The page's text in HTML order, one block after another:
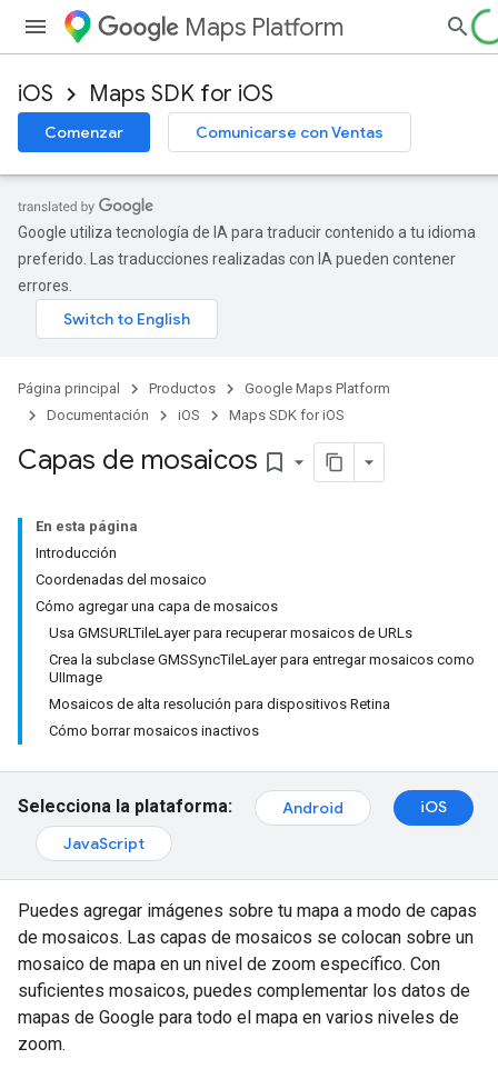
Maps Platform
iOS Maps SDK for iOS
Comenzar Comunicarse con Ventas
Google utiliza tecnología de IA para traducir contenido a tu idioma
preferido. Las traducciones realizadas con IA pueden contener
errores.
Página principal Productos
Google Maps Platform
Documentación
iOS Maps SDK for iOS
Capas de mosaicos bookmark_border
En esta página
Introducción
Coordenadas del mosaico
Cómo agregar una capa de mosaicos
Usa GMSURLTileLayer para recuperar mosaicos de URLs
Crea la subclase GMSSyncTileLayer para entregar mosaicos como
UIImage
Mosaicos de alta resolución para dispositivos Retina
Cómo borrar mosaicos inactivos
Selecciona la plataforma: Android
iOS
JavaScript
Puedes agregar imágenes sobre tu mapa a modo de capas
de mosaicos. Las capas de mosaicos se colocan sobre un
mosaico de mapa en un nivel de zoom específico. Con
suficientes mosaicos, puedes complementar los datos de
mapas de Google para todo el mapa en varios niveles de
zoom.